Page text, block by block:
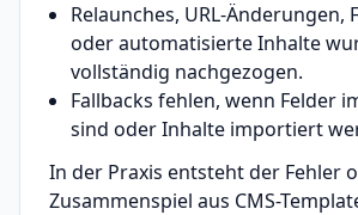
Relaunches, URL-Änderungen,
oder automatisierte Inhalte
vollständig nachgezogen.
Fallbacks fehlen, wenn Felder
sind oder Inhalte importiert
In der Praxis entsteht der Fehler
Zusammenspiel aus CMS-